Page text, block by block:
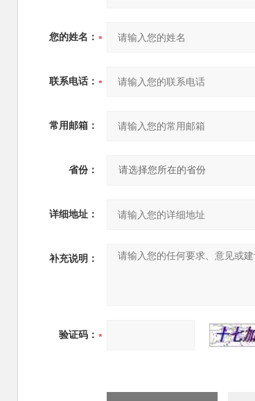
您的姓名：
联系电话：
常用邮箱：
省份：
详细地址：
补充说明：
验证码：